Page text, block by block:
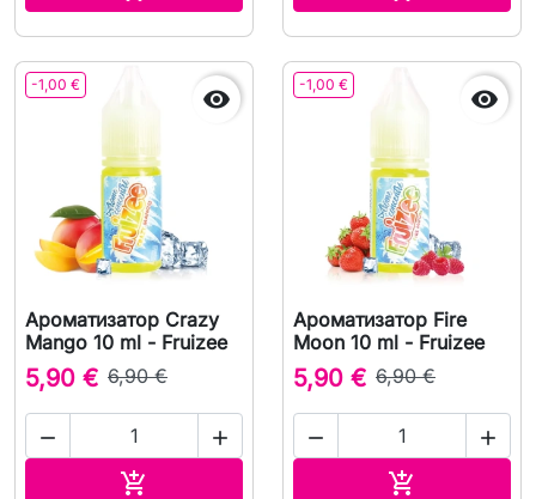
-1,00 € 
Ароматизатор Crazy
Mango 10 ml - Fruizee
5,90 € 6,90 €
 

-1,00 € 
Ароматизатор Fire
Moon 10 ml - Fruizee
5,90 € 6,90 €
 
